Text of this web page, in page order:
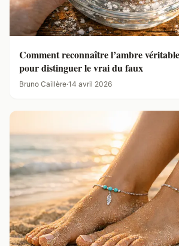
Comment reconnaître l’ambre
pour distinguer le vrai du faux
Bruno Caillère·14 avril 2026